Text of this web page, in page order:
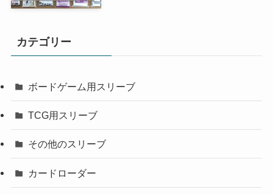
カテゴリー
ボードゲーム用スリーブ
TCG用スリーブ
その他のスリーブ
カードローダー